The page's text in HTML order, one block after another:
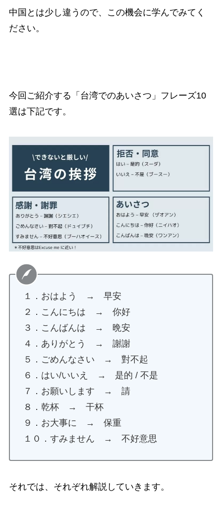
中国とは少し違うので、この機会に学んでみてく
ださい。
今回ご紹介する「台湾でのあいさつ」フレーズ10
選は下記です。
１．おはよう → 早安
２．こんにちは → 你好
３．こんばんは → 晩安
４．ありがとう → 謝謝
５．ごめんなさい → 對不起
６．はい/いいえ → 是的 / 不是
７．お願いします → 請
８．乾杯 → 干杯
９．お大事に → 保重
１０．すみません → 不好意思
それでは、それぞれ解説していきます。